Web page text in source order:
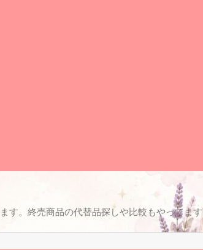
す。終売商品の代替品探しや比較もやってます